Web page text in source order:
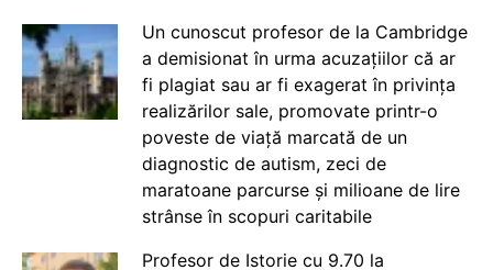
Un cunoscut profesor de la Cambridge
a demisionat în urma acuzațiilor că ar
fi plagiat sau ar fi exagerat în privința
realizărilor sale, promovate printr-o
poveste de viață marcată de un
diagnostic de autism, zeci de
maratoane parcurse și milioane de lire
strânse în scopuri caritabile
Profesor de Istorie cu 9.70 la